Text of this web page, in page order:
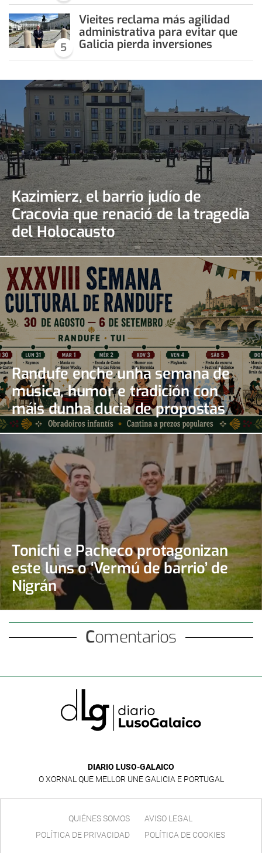
5
Vieites reclama más agilidad
administrativa para evitar que
Galicia pierda inversiones
Kazimierz, el barrio judío de
Cracovia que renació de la tragedia
del Holocausto
Randufe enche unha semana de
música, humor e tradición con
máis dunha ducia de propostas
Tonichi e Pacheco protagonizan
este luns o ‘Vermú de barrio’ de
Nigrán
Comentarios
DIARIO LUSO-GALAICO
O XORNAL QUE MELLOR UNE GALICIA E PORTUGAL
QUIÉNES SOMOS
AVISO LEGAL
POLÍTICA DE PRIVACIDAD
POLÍTICA DE COOKIES